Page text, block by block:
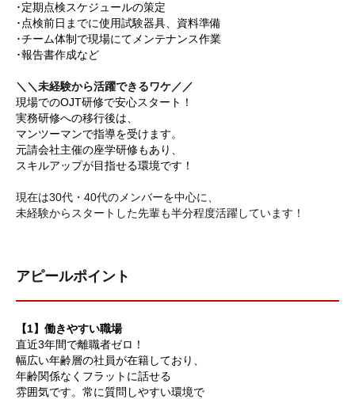
･定期点検スケジュールの策定
･点検前日までに使用試験器具、資料準備
･チーム体制で現場にてメンテナンス作業
･報告書作成など
＼＼未経験から活躍できるワケ／／
現場でのOJT研修で安心スタート！
実務研修への移行後は、
マンツーマンで指導を受けます。
元請会社主催の座学研修もあり、
スキルアップが目指せる環境です！
現在は30代・40代のメンバーを中心に、
未経験からスタートした先輩も半分程度活躍しています！
アピールポイント
【1】働きやすい職場
直近3年間で離職者ゼロ！
幅広い年齢層の社員が在籍しており、
年齢関係なくフラットに話せる
雰囲気です。常に質問しやすい環境で